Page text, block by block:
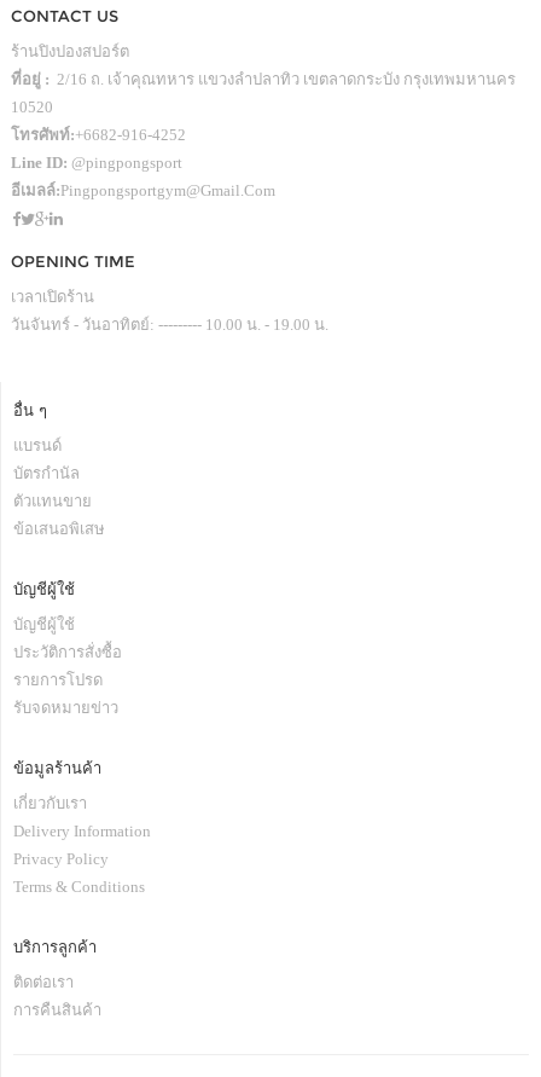
CONTACT US
ร้านปิงปองสปอร์ต
ที่อยู่ : 2/16 ถ. เจ้าคุณทหาร แขวงลำปลาทิว เขตลาดกระบัง กรุงเทพมหานคร
10520
โทรศัพท์:+6682-916-4252
Line ID: @pingpongsport
อีเมลล์:Pingpongsportgym@gmail.com
OPENING TIME
เวลาเปิดร้าน
วันจันทร์ - วันอาทิตย์: --------- 10.00 น. - 19.00 น.
อื่น ๆ
แบรนด์
บัตรกำนัล
ตัวแทนขาย
ข้อเสนอพิเสษ
บัญชีผู้ใช้
บัญชีผู้ใช้
ประวัติการสั่งซื้อ
รายการโปรด
รับจดหมายข่าว
ข้อมูลร้านค้า
เกี่ยวกับเรา
Delivery Information
Privacy Policy
Terms & Conditions
บริการลูกค้า
ติดต่อเรา
การคืนสินค้า